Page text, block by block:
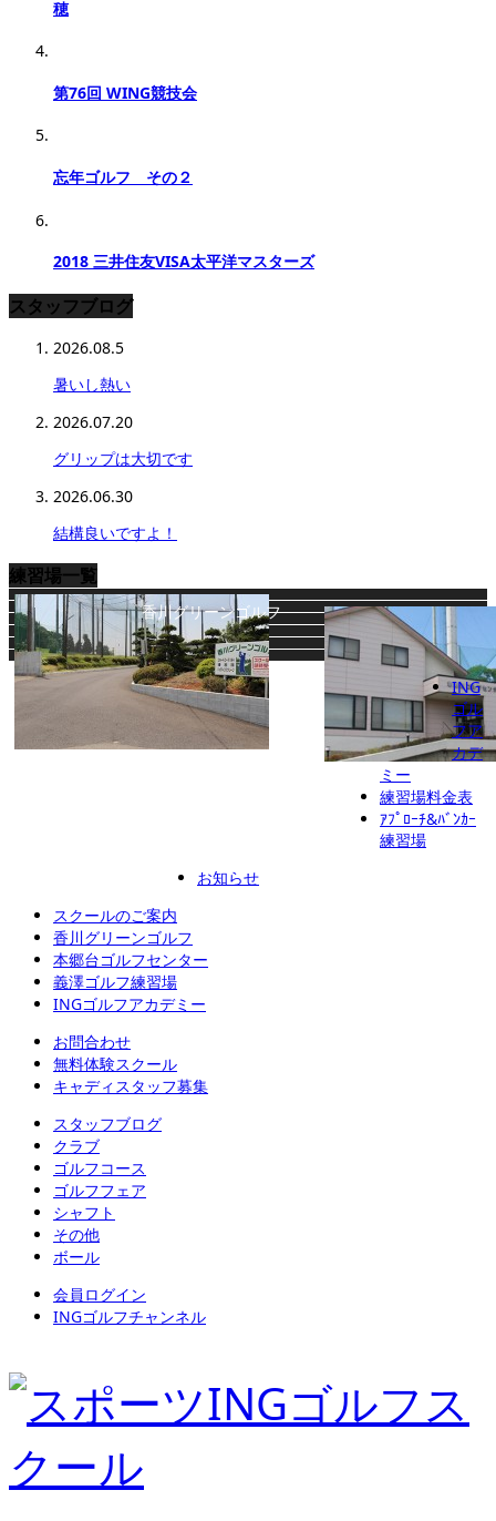
穂
第76回 WING競技会
忘年ゴルフ その２
2018 三井住友VISA太平洋マスターズ
スタッフブログ
2026.08.5
暑いし熱い
2026.07.20
グリップは大切です
2026.06.30
結構良いですよ！
練習場一覧
香川グリーンゴルフ
ING
ゴル
フア
カデ
ミー
練習場料金表
ｱﾌﾟﾛｰﾁ&ﾊﾞﾝｶｰ
練習場
お知らせ
スクールのご案内
香川グリーンゴルフ
本郷台ゴルフセンター
義澤ゴルフ練習場
INGゴルフアカデミー
お問合わせ
無料体験スクール
キャディスタッフ募集
スタッフブログ
クラブ
ゴルフコース
ゴルフフェア
シャフト
その他
ボール
会員ログイン
INGゴルフチャンネル